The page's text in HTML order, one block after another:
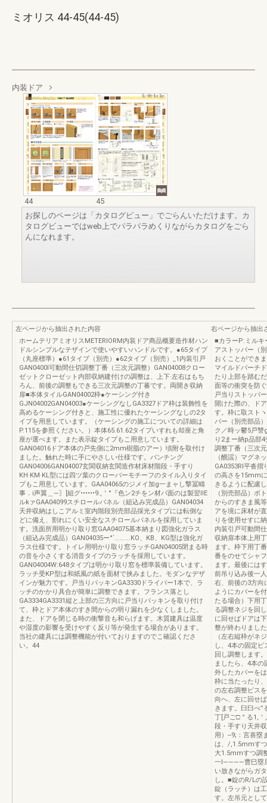
ミオリス 44-45(44-45)
内装ドア
44
45
お探しのページは「カタログビュー」でごらんいただけます。カ
タログビューではweb上でパラパラめくりながらカタログをごら
んになれます。
左ページから抽出された内容
ホームテリアミオリスMETERIORM内装ドア商品概要造作材ハン
ドルシンプルなテザインで使いやすいハンドルです。●65タイプ
（丸座標準）●61タイプ（別売）●62タイプ（別売）_1内装引戸
GAN0400I可動間仕切調整丁番（三次元調整）GAN04008クロー
ゼットクローゼット内部収納建付けの調整は、上下·左右はもち
ろん、前後の調整もできる三次元調整の丁蕃です。両開き収納
扉■本体タイルGAN04002枠●ケーシング付き
GJN04002GAN04003●ケーシングなしGA3327ドア枠は装飾性を
高めるケーシング付きと、施工性に優れたケーシングなしの2タ
イプを用意しています。（ケーシングの施工についての詳細は
P.115を参照ください。）本体65.61.62タイプいすれも却座と角
座が選べます。また表示錠タイプもこ用意しています。
GAN04016ドア本体の戸先側に2mm樹脂のアー）頃附を取付け
ました。触れた時に手にやさしい仕様です。パンチング
GAN04006GAN04007玄関収納玄関造作材床材階段・手すり
KH·KM·KL型には四ツ葉のクローバーモチーフのタイル入りタイ
プもこ用意しています。GAA04065のジメイ加g一まャし撃冨疇
事．i声翼＿―〗[組グ••••••9.,＇°『色ン2チをン材パ面のは製翌llE
ルkァGAA04099スチロールパネル（組込み完成品）GAN04034
天井収納はしこアルミ室内階段別売部品採光タイプには転倒な
どに備え、割れにくい安全なスチロールパネルを採用していま
す。洗面所用明かり取り窓GAA04075基本納まり図強化ガラス
（組込み完成品）GAN04035ー°`.........KO、KB、KG型は強化ガ
ラス仕様です。トイレ用明かり取り窓ラッチGAN04005閉まる時
の音を小さくする消音タイプのラッチを採用しています。
GAN04004W:648タイプは明かり取り窓を標準装備しています。
ラッチ受KP型は和紙風の紙を面材で挟みました。モダンなデザ
インが魅力です。戸当りパッキンGA3330ドライバー1本で、ラ
ッチのかかり具合が簡単に調整できます。フランス落とし
GA3334GA3331縦と上部の三方向に戸当りパッキンを取り付け
て、枠とドア本体のすき間からの明り漏れを少なくしました。
また、ドアを閉じる時の衝撃音も和らげます。木質建具は温度
や湿度の影響を受けやすく反り等が発生する場合があります。
当社の建具には調整機能が付いておりますのでこ確認くださ
い。44
右ページから抽出
■カラーP:ミルキ
アストッパー（
おくことができ
マイルドバーチ
たり上部を踏む
面等の衝突を防
戸当りストッパ
開けた際の、ド
す。枠に取スト
パー（別売部品
ク／時ッ鬱5戸
り2まー納p品部
調整丁番（三次
（醗謡）マグネ
GA0353Rl平沓
の高さを15mm
きるように配慮
（別売部品）ボ
からのすきま風
アを境に床材が
りを使用せすに
内装引戸可動間
収納扉本体上用
ます。枠下用丁
番をのせてシャ
ます。最後には
前吊り込み後一
右、前後の3方向
ようにカバーを
たる場合）下用
る調整ネジを回
に回せばドアは
整が終わりまし
（左右縦枠がネ
し、4本の固定
回し調整します
ましたら、4本
外したカバーを
枠に当たったり
の左右調整ピス
向へ、左に回せ
きます。臼臼べ”
丁[戸ご□＂る1,
段・手すり天井
用）--9;：言喜塁
は、/,1.5mmす
大1.5mmすつ調
一I――――曹巳塁
い放きながらガ
し。■錠のR/Lの
錠（ラッチ）は
す。左吊元とし